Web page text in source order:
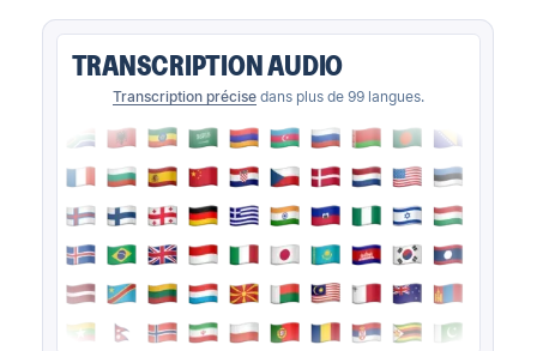
TRANSCRIPTION AUDIO
Transcription précise dans plus de 99 langues.